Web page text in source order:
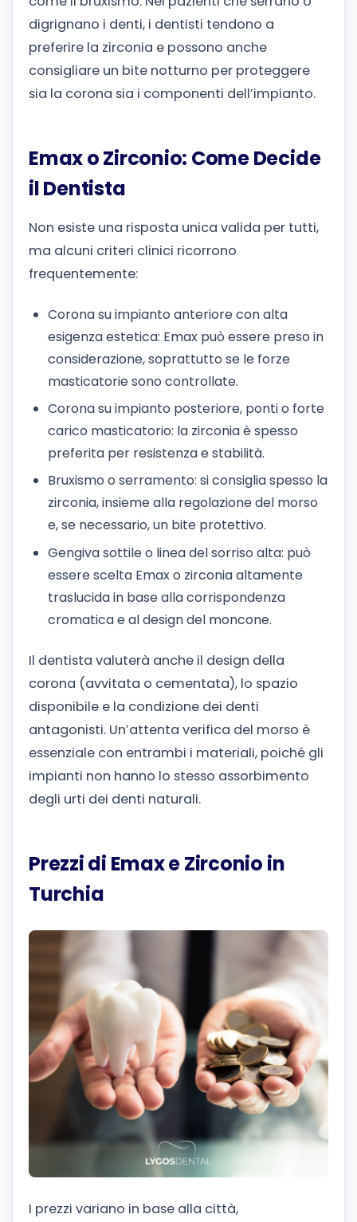
digrignano i denti, i dentisti tendono a
preferire la zirconia e possono anche
consigliare un bite notturno per proteggere
sia la corona sia i componenti dell’impianto.
Emax o Zirconio: Come Decide
il Dentista
Non esiste una risposta unica valida per tutti,
ma alcuni criteri clinici ricorrono
frequentemente:
Corona su impianto anteriore con alta
esigenza estetica: Emax può essere preso in
considerazione, soprattutto se le forze
masticatorie sono controllate.
Corona su impianto posteriore, ponti o forte
carico masticatorio: la zirconia è spesso
preferita per resistenza e stabilità.
Bruxismo o serramento: si consiglia spesso la
zirconia, insieme alla regolazione del morso
e, se necessario, un bite protettivo.
Gengiva sottile o linea del sorriso alta: può
essere scelta Emax o zirconia altamente
traslucida in base alla corrispondenza
cromatica e al design del moncone.
Il dentista valuterà anche il design della
corona (avvitata o cementata), lo spazio
disponibile e la condizione dei denti
antagonisti. Un’attenta verifica del morso è
essenziale con entrambi i materiali, poiché gli
impianti non hanno lo stesso assorbimento
degli urti dei denti naturali.
Prezzi di Emax e Zirconio in
Turchia
I prezzi variano in base alla città,